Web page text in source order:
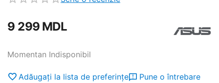
9 299 MDL
Momentan Indisponibil
Adăugați la lista de preferințe Pune o întrebare